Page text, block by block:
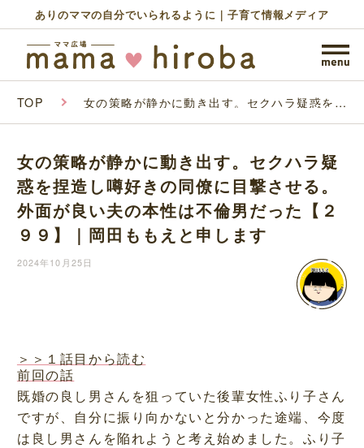
ありのママの自分でいられるように｜子育て情報メディア
TOP 女の策略が静かに動き出す。セクハラ疑惑を捏
の本性は不倫男だった【２９９】｜岡田ももえ
女の策略が静かに動き出す。セクハラ疑
惑を捏造し噂好きの同僚に目撃させる。
外面が良い夫の本性は不倫男だった【２
９９】｜岡田ももえと申します
2024年10月25日
＞＞１話目から読む
前回の話
既婚の良し男さんを狙っていた後輩女性ふり子さん
ですが、自分に振り向かないと分かった途端、今度
は良し男さんを陥れようと考え始めました。ふり子